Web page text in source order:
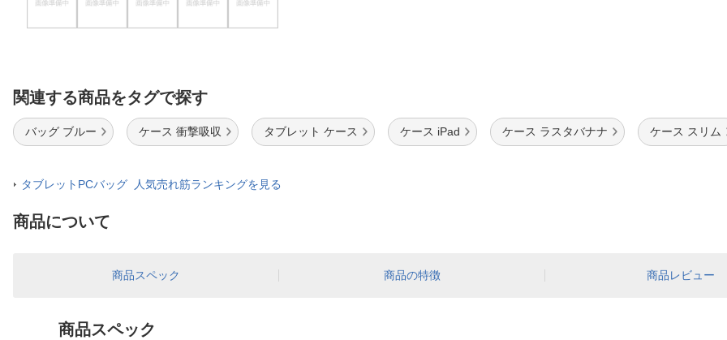
関連する商品をタグで探す
バッグ ブルー ケース 衝撃吸収 タブレット ケース ケース iPad ケース ラスタバナナ ケース スリム
タブレットPCバッグ 人気売れ筋ランキングを見る
商品について
商品スペック 商品の特徴 商品レビュー
商品スペック